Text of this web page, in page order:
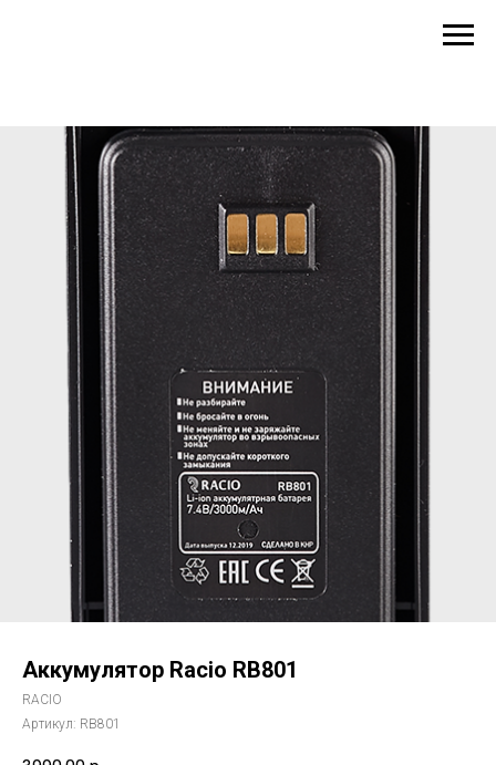
Аккумулятор Racio RB801
RACIO
Артикул: RB801